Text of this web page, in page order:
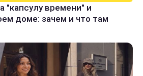
времени" и
доме: зачем и что там